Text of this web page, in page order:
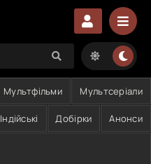
Мультфільми Мультсеріали
Індійські Добірки Анонси